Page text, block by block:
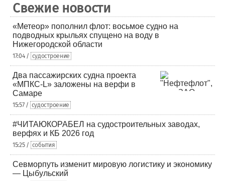
Свежие новости
«Метеор» пополнил флот: восьмое судно на
подводных крыльях спущено на воду в
Нижегородской области
17:04 / судостроение
Два пассажирских судна проекта
«МПКС-L» заложены на верфи в
Самаре
15:57 / судостроение
#ЧИТАЮКОРАБЕЛ на судостроительных заводах,
верфях и КБ 2026 год
15:25 / события
Севморпуть изменит мировую логистику и экономику
— Цыбульский